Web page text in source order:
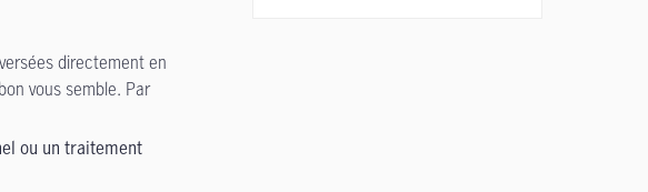
directement en
vous semble. Par
ou un traitement